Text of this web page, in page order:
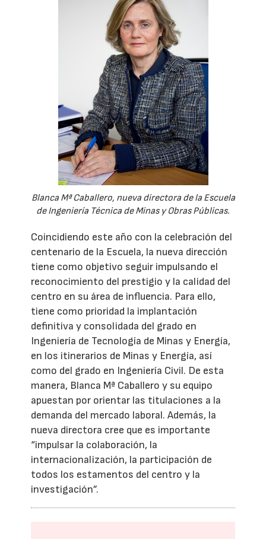
Blanca Mª Caballero, nueva directora de la Escuela
de Ingeniería Técnica de Minas y Obras Públicas.
Coincidiendo este año con la celebración del
centenario de la Escuela, la nueva dirección
tiene como objetivo seguir impulsando el
reconocimiento del prestigio y la calidad del
centro en su área de influencia. Para ello,
tiene como prioridad la implantación
definitiva y consolidada del grado en
Ingeniería de Tecnología de Minas y Energía,
en los itinerarios de Minas y Energía, así
como del grado en Ingeniería Civil. De esta
manera, Blanca Mª Caballero y su equipo
apuestan por orientar las titulaciones a la
demanda del mercado laboral. Además, la
nueva directora cree que es importante
“impulsar la colaboración, la
internacionalización, la participación de
todos los estamentos del centro y la
investigación”.